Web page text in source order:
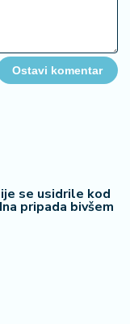
Ostavi komentar
se usidrile kod
pripada bivšem